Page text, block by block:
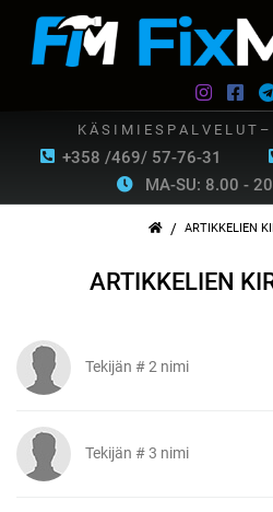
+358 /469/ 57-76-31
K Ä S I M I E S P A L V E L U T
MA-SU: 8.00 -
/ ARTIKKELIEN
ARTIKKELIEN
Tekijän # 2 nimi
Tekijän # 3 nimi